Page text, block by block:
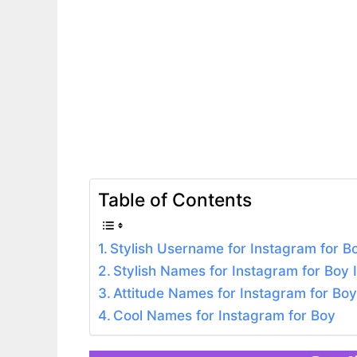
Table of Contents
Stylish Username for Instagram for
Stylish Names for Instagram for Boy
Attitude Names for Instagram for Boy
Cool Names for Instagram for Boy